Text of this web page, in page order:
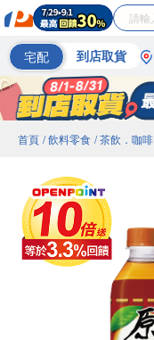
宅配 到店取貨
首頁 / 飲料零食 / 茶飲．咖啡